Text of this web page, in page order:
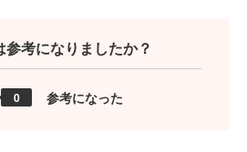
参考になりましたか？
0 参考になった